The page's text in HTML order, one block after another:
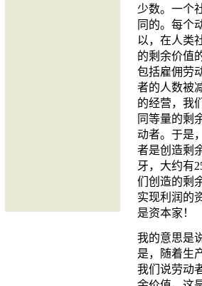
少数。一个
同的。每个
以，在人类
的剩余价值
包括雇佣劳
者的人数被
的经营，我
同等量的剩
动者。于是
者是创造剩
牙，大约有
们创造的剩
实现利润的
是资本家！
我的意思是
是，随着生
我们说劳动